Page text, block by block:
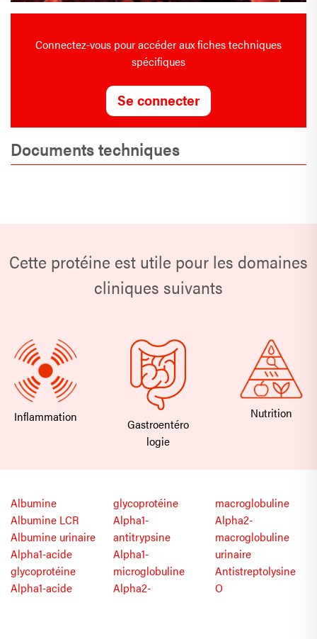
Connectez-vous pour accéder aux fiches techniques
spécifiques
Se connecter
Documents techniques
Cette protéine est utile pour les domaines
cliniques suivants
Inflammation
Gastroentéro
logie
Nutrition
Albumine
Albumine LCR
Albumine urinaire
Alpha1-acide
glycoprotéine
Alpha1-acide
glycoprotéine
Alpha1-
antitrypsine
Alpha1-
microglobuline
Alpha2-
macroglobuline
Alpha2-
macroglobuline
urinaire
Antistreptolysine
O